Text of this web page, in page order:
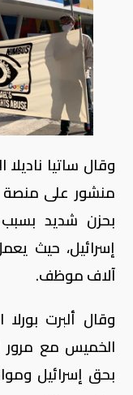
وقال ساتيا
منشور على منصة
بحزن شديد بسبب
إسرائيل، حيث
آلاف موظف.
وقال ألبرت
الخميس مع مرور
بحق إسرائيل